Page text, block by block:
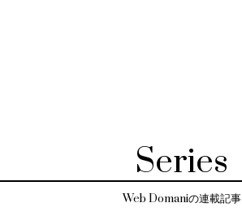
Series
Web Domaniの連載記事